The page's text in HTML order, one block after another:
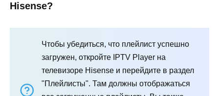
Hisense?
Чтобы убедиться, что плейлист успешно
загружен, откройте IPTV Player на
телевизоре Hisense и перейдите в раздел
"Плейлисты". Там должны отображаться